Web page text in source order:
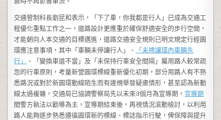
交通管制科長劉昆和表示，「下了車，你我都是行人」已成為交通工
程優化重點工作之一，道路設計更應重於確保舒適安全的步行空間，
才能朝向人本交通的目標邁進，道路交通安全規則已明文規定行經圓
環應注意事項，其中「車輛未停讓行人」、
「未禮讓環內車輛先
行」
、「變換車道不當」及「未保持行車安全間隔」屬用路人較常疏
忽的行車原則，考量新營圓環標線重新優化初期，部分用路人有不熟
悉路況或對於新圓環動線陌生而有違規舉發疑慮情形，甚至認為新動
線太過複雜，交通局已協調警察局先以未來3個月為宣導期， 宣導期
間警方執法以勸導為主，宣導期結束後，再視情況滾動檢討，以利用
路人能夠逐步熟悉遵循圓環新的標線、標誌指示行駛，俾保障與提升